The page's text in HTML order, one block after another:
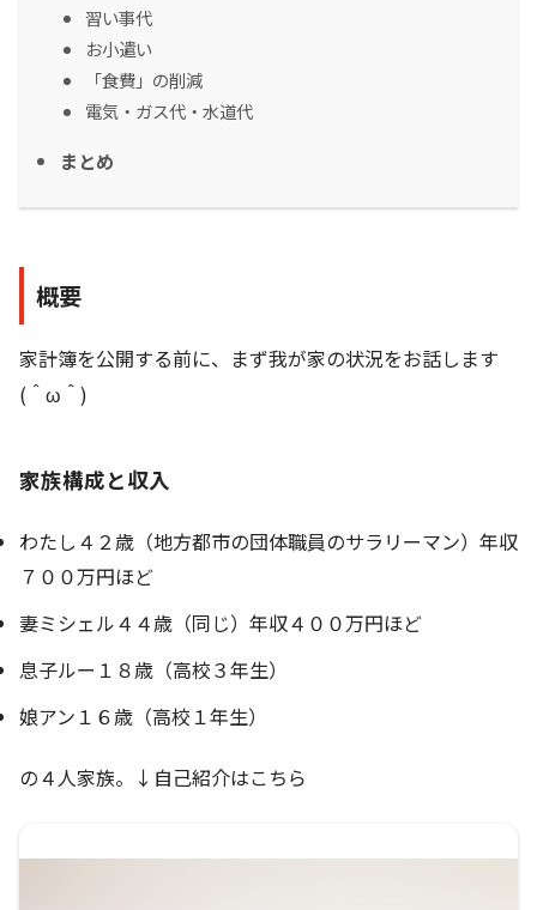
習い事代
お小遣い
「食費」の削減
電気・ガス代・水道代
まとめ
概要
家計簿を公開する前に、まず我が家の状況をお話します
(＾ω＾)
家族構成と収入
わたし４２歳（地方都市の団体職員のサラリーマン）年収
７００万円ほど
妻ミシェル４４歳（同じ）年収４００万円ほど
息子ルー１８歳（高校３年生）
娘アン１６歳（高校１年生）
の４人家族。↓自己紹介はこちら